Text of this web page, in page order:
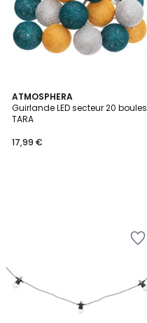
ATMOSPHERA
Guirlande LED secteur 20 boules
TARA
17,99 €